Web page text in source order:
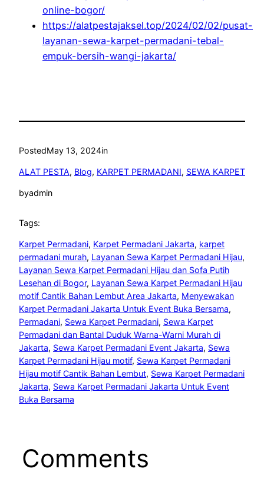
online-bogor/
https://alatpestajaksel.top/2024/02/02/pusat-
layanan-sewa-karpet-permadani-tebal-
empuk-bersih-wangi-jakarta/
PostedMay 13, 2024in
ALAT PESTA, Blog, KARPET PERMADANI, SEWA KARPET
byadmin
Tags:
Karpet Permadani, Karpet Permadani Jakarta, karpet
permadani murah, Layanan Sewa Karpet Permadani Hijau
Layanan Sewa Karpet Permadani Hijau dan Sofa Putih
Lesehan di Bogor, Layanan Sewa Karpet Permadani Hijau
motif Cantik Bahan Lembut Area Jakarta, Menyewakan
Karpet Permadani Jakarta Untuk Event Buka Bersama
Permadani, Sewa Karpet Permadani, Sewa Karpet
Permadani dan Bantal Duduk Warna-Warni Murah di
Jakarta, Sewa Karpet Permadani Event Jakarta, Sewa
Karpet Permadani Hijau motif, Sewa Karpet Permadani
Hijau motif Cantik Bahan Lembut, Sewa Karpet Permadani
Jakarta, Sewa Karpet Permadani Jakarta Untuk Event
Buka Bersama
Comments